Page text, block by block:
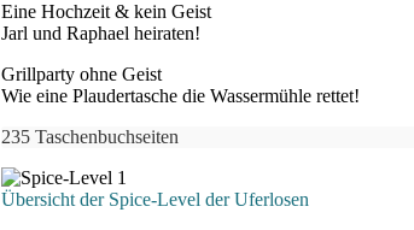
Eine Hochzeit & kein Geist
Jarl und Raphael heiraten!
Grillparty ohne Geist
Wie eine Plaudertasche die Wassermühle rettet!
235 Taschenbuchseiten
Übersicht der Spice-Level der Uferlosen